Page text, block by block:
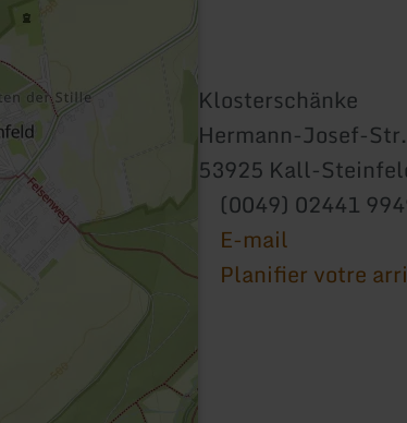
Klosterschänke
Hermann-Josef-
53925 Kall-
(0049) 02441
E-mail
Planifier votre